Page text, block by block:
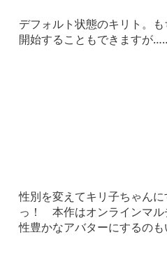
デフォルト状態のキリト。
開始することもできますが
性別を変えてキリ子ちゃん
っ！ 本作はオンラインマル
性豊かなアバターにするのも